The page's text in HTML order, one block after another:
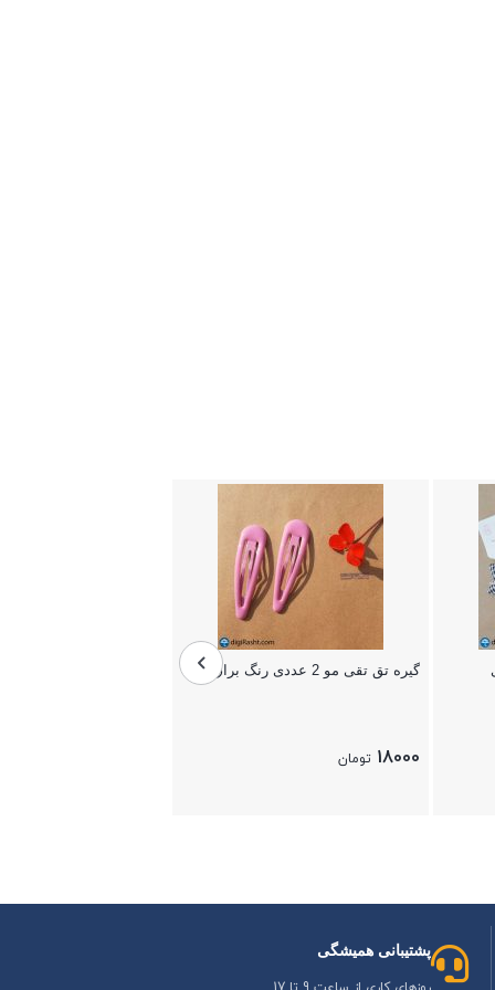
گیره تق تقی مو 2 عددی رنگ براق
18000 تومان
پشتیبانی همیشگی